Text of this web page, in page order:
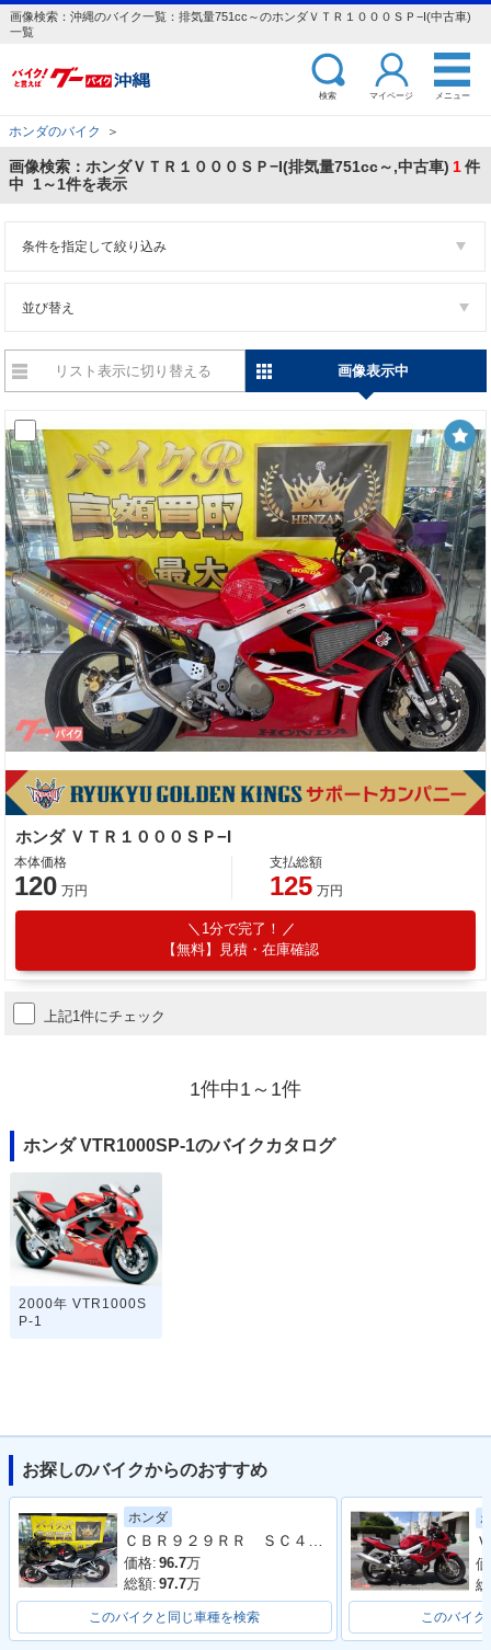
画像検索：沖縄のバイク一覧：排気量751cc～のホンダＶＴＲ１０００ＳＰ−I(中古車)
一覧
検索 マイページ メニュー
ホンダのバイク ＞
画像検索：ホンダＶＴＲ１０００ＳＰ−I(排気量751cc～,中古車) 1件
中 1～1件を表示
条件を指定して絞り込み
並び替え
リスト表示に切り替える 画像表示中
ホンダ ＶＴＲ１０００ＳＰ−I
本体価格
120 万円
支払総額
125 万円
1分で完了！
【無料】見積・在庫確認
上記1件にチェック
1件中1～1件
ホンダ VTR1000SP-1のバイクカタログ
2000年 VTR1000S
P-1
お探しのバイクからのおすすめ
ホンダ
価格: 96.7万
総額: 97.7万
このバイクと同じ車種を検索 このバイク